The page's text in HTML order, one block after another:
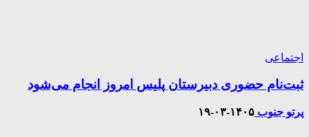
اجتماعی
ثبت‌نام حضوری دبیرستان پلیس امروز انجام می‌شود
پرتو جنوب ۱۴۰۵-۰۳-۱۹